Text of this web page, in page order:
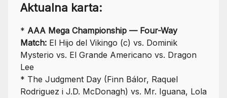
Aktualna karta:
* AAA Mega Championship — Four-Way
Match: El Hijo del Vikingo (c) vs. Dominik
Mysterio vs. El Grande Americano vs. Dragon
Lee
* The Judgment Day (Finn Bálor, Raquel
Rodriguez i J.D. McDonagh) vs. Mr. Iguana, Lola